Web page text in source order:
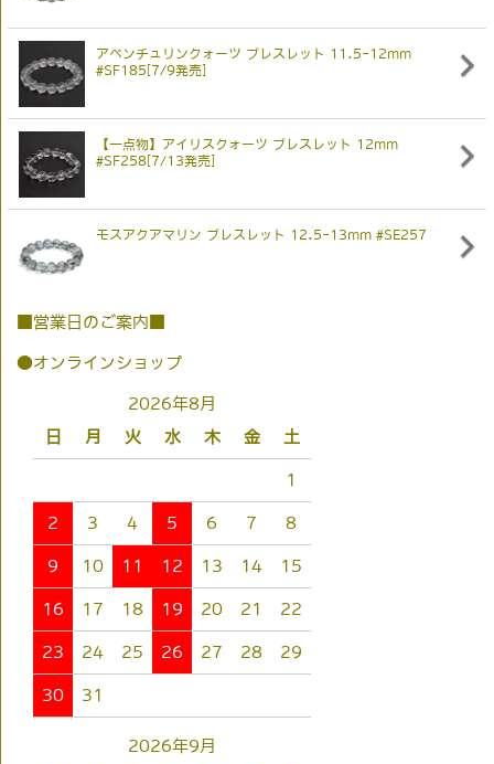
アベンチュリンクォーツ ブレスレット 11.5-12mm
#SF185[7/9発売]
【一点物】アイリスクォーツ ブレスレット 12mm
#SF258[7/13発売]
モスアクアマリン ブレスレット 12.5-13mm #SE257
■営業日のご案内■
●オンラインショップ
2026年8月
日
月 火 水 木 金 土
1
2 3 4 5 6 7 8
9 10 11 12 13 14 15
16 17 18 19 20 21 22
23 24 25 26 27 28 29
30 31
2026年9月